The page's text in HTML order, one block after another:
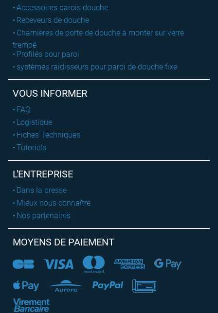
Accessoires parois douche
Receveurs de douche
Charnières de porte de douche à monter sur verre
trempé
Profilés pour paroi
systèmes raidisseurs pour paroi de douche fixe
VOUS INFORMER
FAQ
Logistique
Fiches Techniques
Tutoriels
L'ENTREPRISE
Dans la presse
Mieux nous connaître
Nos partenaires
MOYENS DE PAIEMENT